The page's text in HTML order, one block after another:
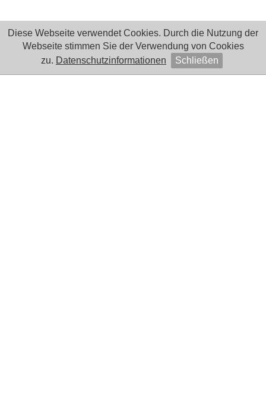
Diese Webseite verwendet Cookies. Durch die Nutzung der
Webseite stimmen Sie der Verwendung von Cookies
zu. Datenschutzinformationen Schließen